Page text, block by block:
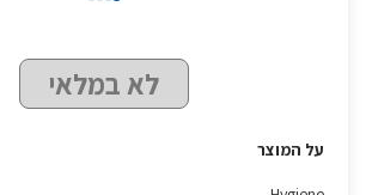
לא במלאי
על המוצר